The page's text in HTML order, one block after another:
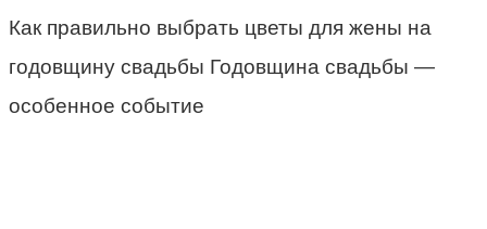
Как правильно выбрать цветы для жены на
годовщину свадьбы Годовщина свадьбы —
особенное событие